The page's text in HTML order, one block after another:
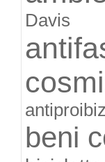
Davis
beni